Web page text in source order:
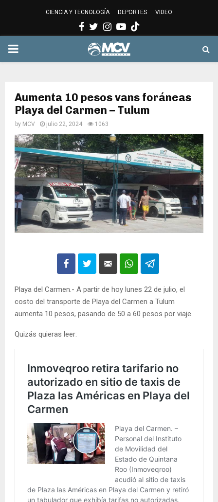
CIENCIA Y TECNOLOGÍA DEPORTES VIDEO
Facebook
Twitter
Instagram
Youtube
PRIMARY
Aumenta 10 pesos vans foráneas
Playa del Carmen – Tulum
by MCV julio 22, 2024 1063
Playa del Carmen.- A partir de hoy lunes 22 de julio, el
costo del transporte de Playa del Carmen a Tulum
aumenta 10 pesos, pasando de 50 a 60 pesos por viaje.
Quizás quieras leer: